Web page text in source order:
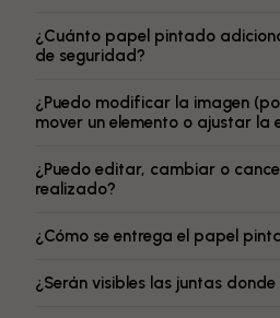
¿Cuánto papel pintado
de seguridad?
¿Puedo modificar la imagen
mover un elemento o ajustar la
¿Puedo editar, cambiar o
realizado?
¿Cómo se entrega el papel
¿Serán visibles las juntas donde